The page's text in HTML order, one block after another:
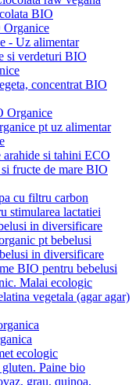
BIO
- Uz alimentar
si verdeturi BIO
concentrat BIO
Organice
pt uz alimentar
si tahini ECO
fructe de mare BIO
cu filtru carbon
stimularea lactatiei
in diversificare
pt bebelusi
in diversificare
BIO pentru bebelusi
Malai ecologic
vegetala (agar agar)
ecologic
Paine bio
grau, quinoa,